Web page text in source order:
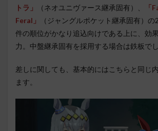
トラ」
（ネオユニヴァース継承固有）、
「
Feral」
（ジャングルポケット継承固有）
件の順位がかなり追込向けである上に、効
力。中盤継承固有を採用する場合は鉄板でし
差しに関しても、基本的にはこちらと同じ
ます。